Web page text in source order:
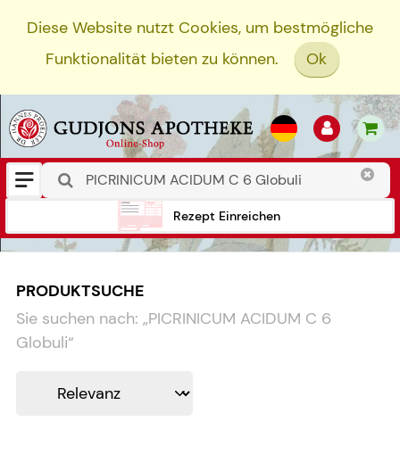
Diese Website nutzt Cookies, um bestmögliche
Funktionalität bieten zu können.
Ok
Rezept Einreichen
PRODUKTSUCHE
Sie suchen nach: „PICRINICUM ACIDUM C 6
Globuli“